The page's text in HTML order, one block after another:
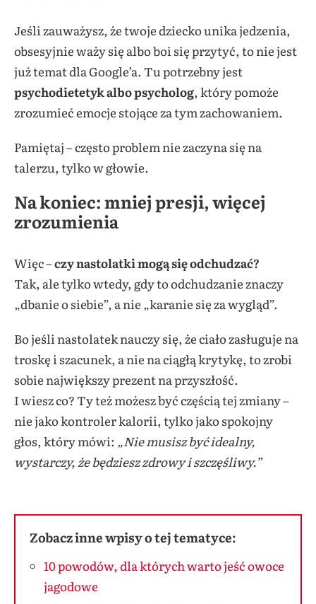
Jeśli zauważysz, że twoje dziecko unika jedzenia,
obsesyjnie waży się albo boi się przytyć, to nie jest
już temat dla Google’a. Tu potrzebny jest
psychodietetyk albo psycholog, który pomoże
zrozumieć emocje stojące za tym zachowaniem.
Pamiętaj – często problem nie zaczyna się na
talerzu, tylko w głowie.
Na koniec: mniej presji, więcej
zrozumienia
Więc –czy nastolatki mogą się odchudzać?
Tak, ale tylko wtedy, gdy to odchudzanie znaczy
„dbanie o siebie”, a nie „karanie się za wygląd”.
Bo jeśli nastolatek nauczy się, że ciało zasługuje na
troskę i szacunek, a nie na ciągłą krytykę, to zrobi
sobie największy prezent na przyszłość.
I wiesz co? Ty też możesz być częścią tej zmiany –
nie jako kontroler kalorii, tylko jako spokojny
głos, który mówi: „Nie musisz być idealny,
wystarczy, że będziesz zdrowy i szczęśliwy.”
Zobacz inne wpisy o tej tematyce:
10 powodów, dla których warto jeść owoce
jagodowe